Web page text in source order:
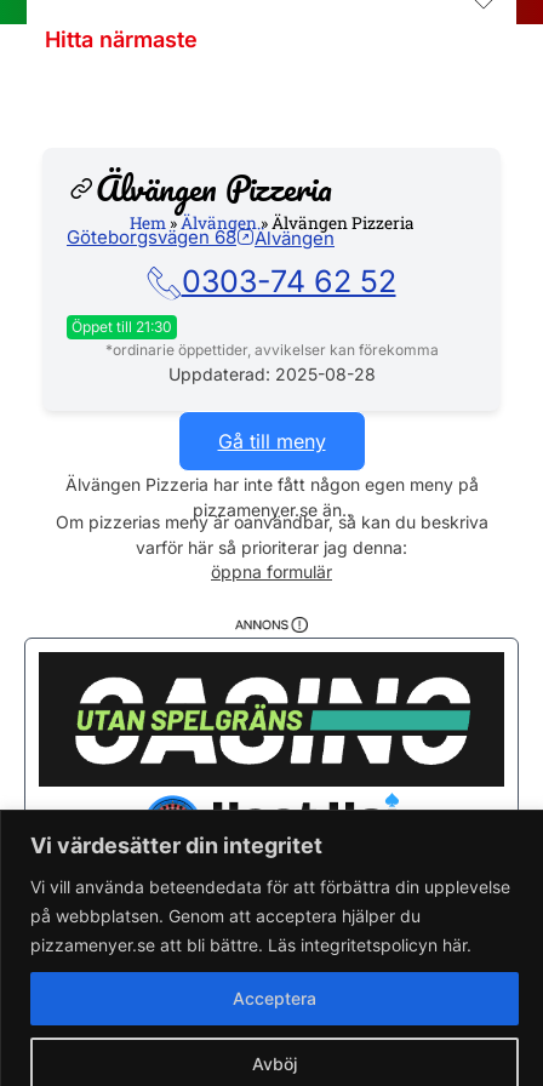
Vi värdesätter din integritet
Vi vill använda beteendedata för att förbättra din upplevelse
på webbplatsen. Genom att acceptera hjälper du
pizzamenyer.se att bli bättre. Läs integritetspolicyn här.
Avböj
Acceptera
Hitta närmaste
Älvängen Pizzeria
Hem»Älvängen»Älvängen Pizzeria
Göteborgsvägen 68 Älvängen
0303-74 62 52
Öppet till 21:30
Måndag
11:00 - 21:00
Onsdag
11:00 - 21:00
Torsdag
11:00 - 21:00
Fredag
11:00 - 21:30
Lördag
12:00 - 21:30
Söndag
12:00 - 21:00
*ordinarie öppettider, avvikelser kan förekomma
Uppdaterad: 2025-08-28
Gå till meny
Älvängen Pizzeria har inte fått någon egen meny på
pizzamenyer.se än..
Om pizzerias meny är oanvändbar, så kan du beskriva
varför här så prioriterar jag denna:
öppna formulär
Saknar du din pizzeria?Lägg till pizzeria.
Skapa gratis pizzeria-hemsida
Läs om pizzamenyer.se
Artiklar & nyheter
Rensa cookieval